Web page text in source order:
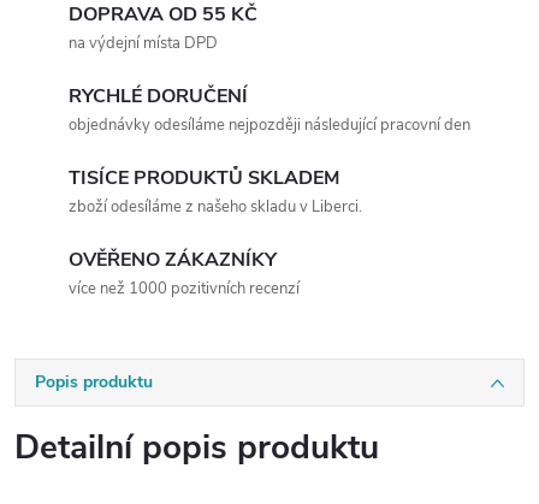
DOPRAVA OD 55 KČ
na výdejní místa DPD
RYCHLÉ DORUČENÍ
objednávky odesíláme nejpozději následující pracovní den
TISÍCE PRODUKTŮ SKLADEM
zboží odesíláme z našeho skladu v Liberci.
OVĚŘENO ZÁKAZNÍKY
více než 1000 pozitivních recenzí
Popis produktu
Detailní popis produktu